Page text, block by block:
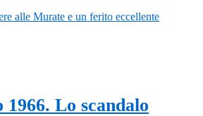
alle Murate e un ferito eccellente
1966. Lo scandalo